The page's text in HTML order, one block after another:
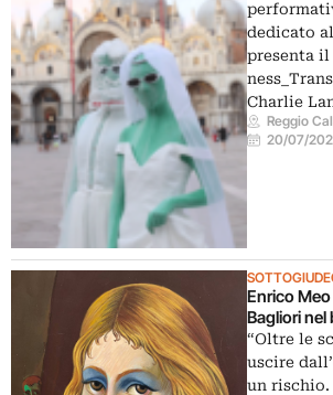
dedicato
presenta
Charlie
Reggio
20/07/
Enrico
Bagliori nel
“Oltre le
uscire
un rischio.